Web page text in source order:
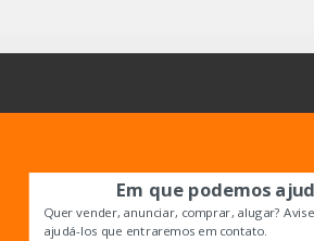
Em que podemos
Quer vender, anunciar, comprar, alugar?
ajudá-los que entraremos em contato.